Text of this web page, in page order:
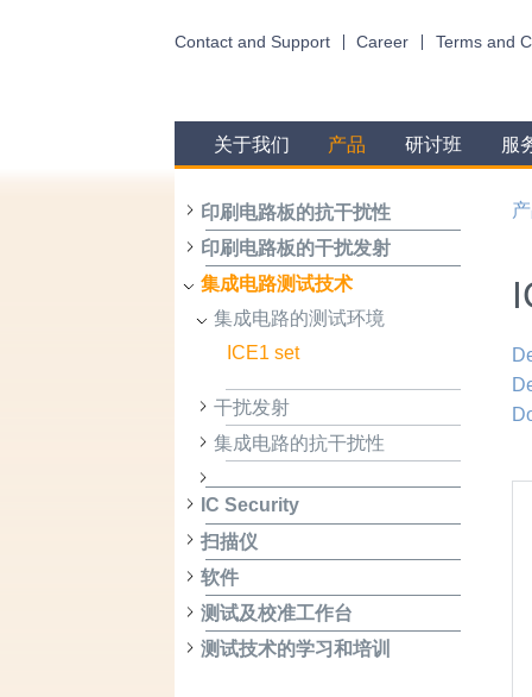
Contact and Support Career Terms and
关于我们 产品 研讨班 服
印刷电路板的抗干扰性
印刷电路板的干扰发射
集成电路测试技术
集成电路的测试环境
ICE1 set
干扰发射
集成电路的抗干扰性
IC Security
扫描仪
软件
测试及校准工作台
测试技术的学习和培训